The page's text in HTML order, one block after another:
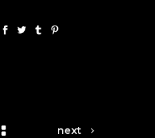
next